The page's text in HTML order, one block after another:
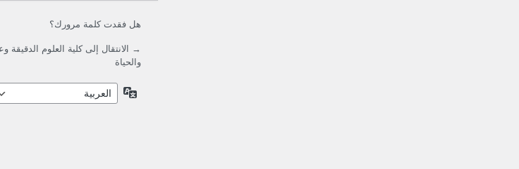
هل فقدت كلمة مرورك؟
→ الانتقال إلى كلية العلوم الدقيقة
والحياة
اللغة